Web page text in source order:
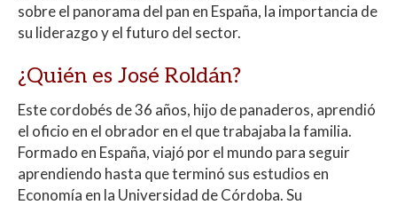
sobre el panorama del pan en España, la importancia de
su liderazgo y el futuro del sector.
¿Quién es José Roldán?
Este cordobés de 36 años, hijo de panaderos, aprendió
el oficio en el obrador en el que trabajaba la familia.
Formado en España, viajó por el mundo para seguir
aprendiendo hasta que terminó sus estudios en
Economía en la Universidad de Córdoba. Su